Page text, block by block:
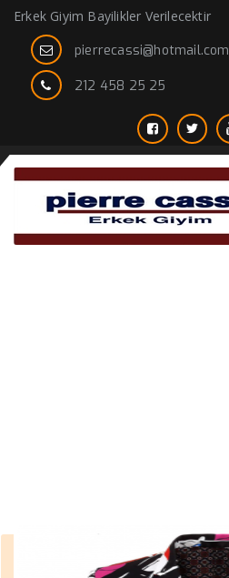
Erkek Giyim Bayilikler Verilecektir
pierrecassi@hotmail.com
212 458 25 25